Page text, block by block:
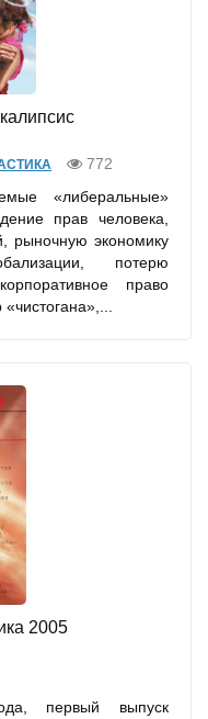
772
«либеральные»
прав человека,
рыночную экономику
потерю
право
2005
первый выпуск